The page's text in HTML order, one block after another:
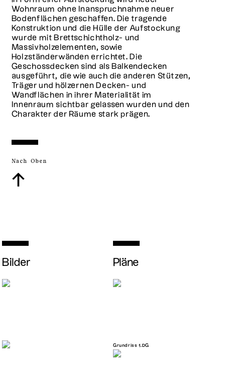
Wohnraum ohne Inanspruchnahme neuer
Bodenflächen geschaffen. Die tragende
Konstruktion und die Hülle der Aufstockung
wurde mit Brettschichtholz- und
Massivholzelementen, sowie
Holzständerwänden errichtet. Die
Geschossdecken sind als Balkendecken
ausgeführt, die wie auch die anderen Stützen,
Träger und hölzernen Decken- und
Wandflächen in ihrer Materialität im
Innenraum sichtbar gelassen wurden und den
Charakter der Räume stark prägen.
Nach Oben
↑
Bilder Pläne
Grundriss 1.DG